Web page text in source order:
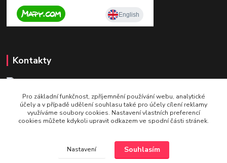
Kontakty
+420 604 921 321
v pracovní době po - pá 9 - 16
Pro základní funkčnost, zpříjemnění používání webu, analytické
účely a v případě udělení souhlasu také pro účely cílení reklamy
využíváme soubory cookies. Nastavení vlastních preferencí
cookies můžete kdykoli upravit odkazem ve spodní části stránek.
Nastavení Souhlasím